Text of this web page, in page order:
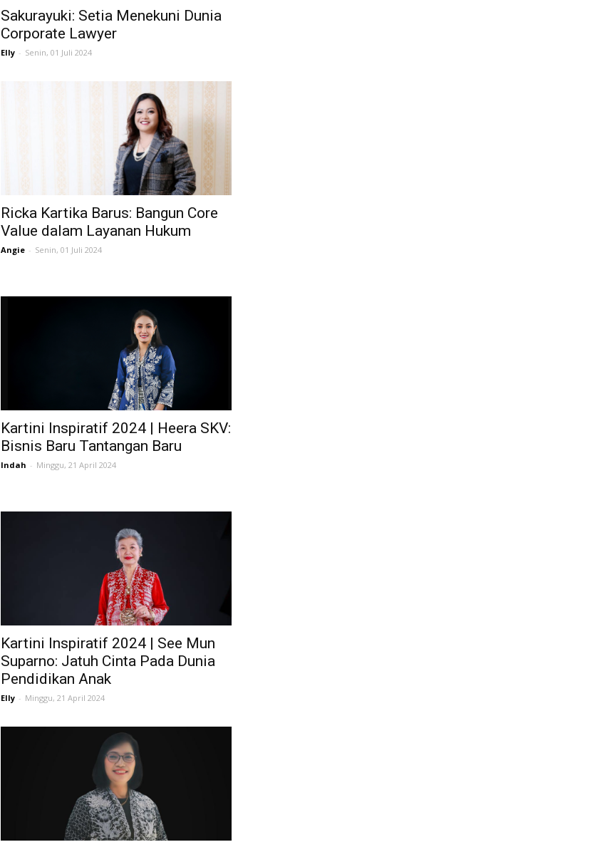
Sakurayuki: Setia Menekuni Dunia
Corporate Lawyer
Elly - Senin, 01 Juli 2024
Ricka Kartika Barus: Bangun Core
Value dalam Layanan Hukum
Angie - Senin, 01 Juli 2024
Kartini Inspiratif 2024 | Heera SKV:
Bisnis Baru Tantangan Baru
Indah - Minggu, 21 April 2024
Kartini Inspiratif 2024 | See Mun
Suparno: Jatuh Cinta Pada Dunia
Pendidikan Anak
Elly - Minggu, 21 April 2024